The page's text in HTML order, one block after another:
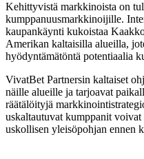
Kehittyvistä markkinoista on
kumppanuusmarkkinoijille.
kaupankäynti kukoistaa
Amerikan kaltaisilla alueilla,
hyödyntämätöntä potentiaalia
VivatBet Partnersin kaltaiset
näille alueille ja tarjoavat
räätälöityjä
uskaltautuvat kumppanit
uskollisen yleisöpohjan ennen